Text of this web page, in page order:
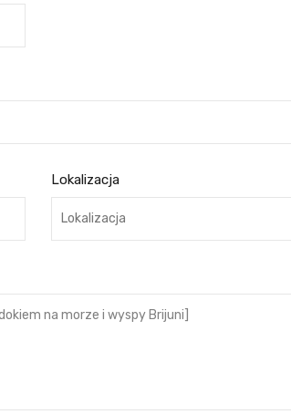
Lokalizacja